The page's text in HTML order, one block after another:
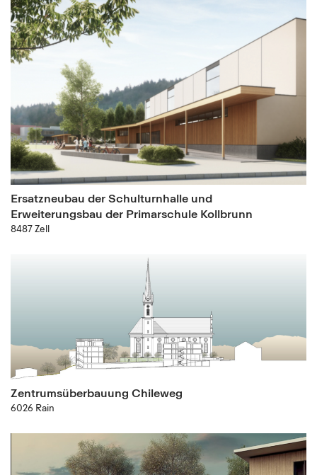
Ersatzneubau der Schulturnhalle und
Erweiterungsbau der Primarschule Kollbrunn
8487 Zell
Zentrumsüberbauung Chileweg
6026 Rain